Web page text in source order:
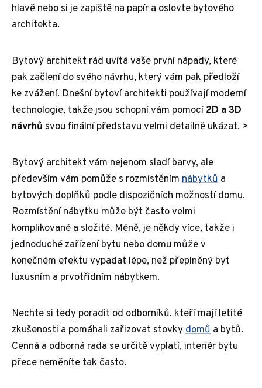
hlavě nebo si je zapiště na papír a oslovte bytového
architekta.
Bytový architekt rád uvítá vaše první nápady, které
pak začlení do svého návrhu, který vám pak předloží
ke zvážení. Dnešní bytoví architekti používají moderní
technologie, takže jsou schopní vám pomocí2D a 3D
návrhů svou finální představu velmi detailně ukázat. >
Bytový architekt vám nejenom sladí barvy, ale
především vám pomůže s rozmístěním nábytků a
bytových doplňků podle dispozičních možností domu.
Rozmístění nábytku může být často velmi
komplikované a složité. Méně, je někdy více, takže i
jednoduché zařízení bytu nebo domu může v
konečném efektu vypadat lépe, než přeplněný byt
luxusním a prvotřídním nábytkem.
Nechte si tedy poradit od odborníků, kteří mají letité
zkušenosti a pomáhali zařizovat stovkydomů a bytů.
Cenná a odborná rada se určitě vyplatí, interiér bytu
přece neměníte tak často.